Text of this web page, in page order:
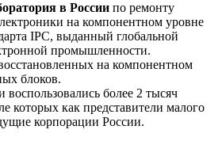
в России по ремонту
на компонентном уровне
IPC, выданный глобальной
промышленности.
на компонентном
блоков.
более 2 тысяч
которых как представители малого
корпорации России.